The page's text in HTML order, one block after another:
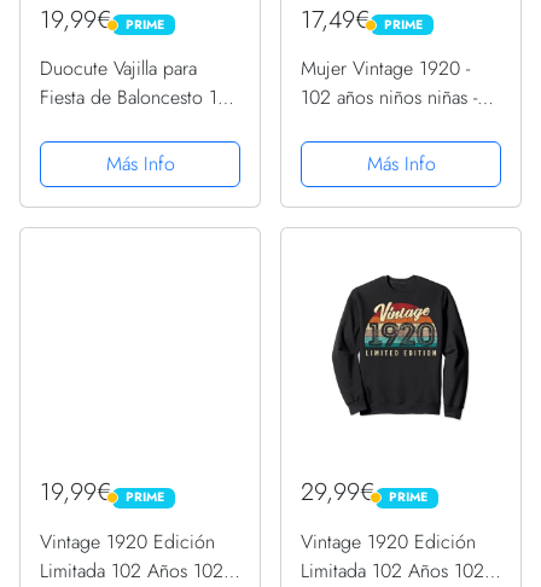
19,99€ PRIME
PRIME
Duocute Vajilla para
Fiesta de Baloncesto 102
para Cumpleaños de
Niños Incluye Platos
Vasos Servilletas Mantel y
Más Info
17,49€ PRIME
PRIME
Mujer Vintage 1920 -
102 años niños niñas -
Camiseta Cuello V
Más Info
19,99€ PRIME
PRIME
Vintage 1920 Edición
Limitada 102 Años 102
29,99€ PRIME
PRIME
Vintage 1920 Edición
Limitada 102 Años 102